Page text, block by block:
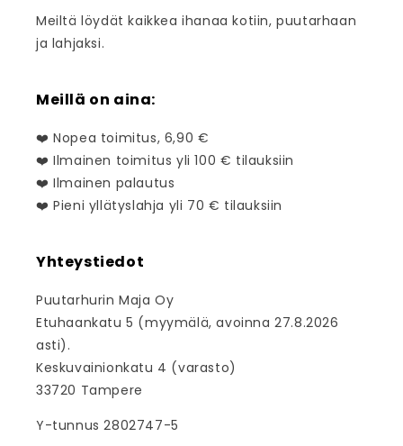
Meiltä löydät kaikkea ihanaa kotiin, puutarhaan
ja lahjaksi.
Meillä on aina:
❤️ Nopea toimitus, 6,90 €
❤️ Ilmainen toimitus yli 100 € tilauksiin
❤️ Ilmainen palautus
❤️ Pieni yllätyslahja yli 70 € tilauksiin
Yhteystiedot
Puutarhurin Maja Oy
Etuhaankatu 5 (myymälä, avoinna 27.8.2026
asti).
Keskuvainionkatu 4 (varasto)
33720 Tampere
Y-tunnus 2802747-5